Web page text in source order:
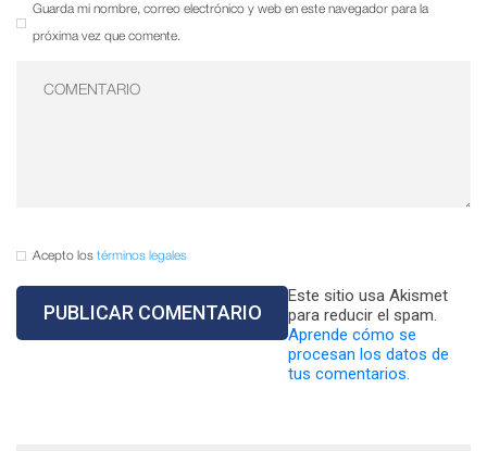
Guarda mi nombre, correo electrónico y web en este navegador para la
próxima vez que comente.
Acepto los términos legales
Este sitio usa Akismet
para reducir el spam.
Aprende cómo se
procesan los datos de
tus comentarios.